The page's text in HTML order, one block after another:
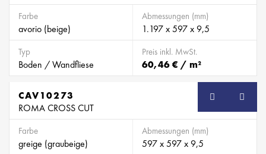
Farbe
avorio (beige)
Abmessungen (mm)
1.197 x 597 x 9,5
Typ
Boden / Wandfliese
Preis inkl. MwSt.
60,46 € / m²
CAV10273
ROMA CROSS CUT
Farbe
greige (graubeige)
Abmessungen (mm)
597 x 597 x 9,5